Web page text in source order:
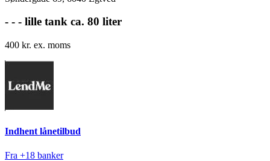
- - - lille tank ca. 80 liter
400 kr. ex. moms
Indhent lånetilbud
Fra +18 banker